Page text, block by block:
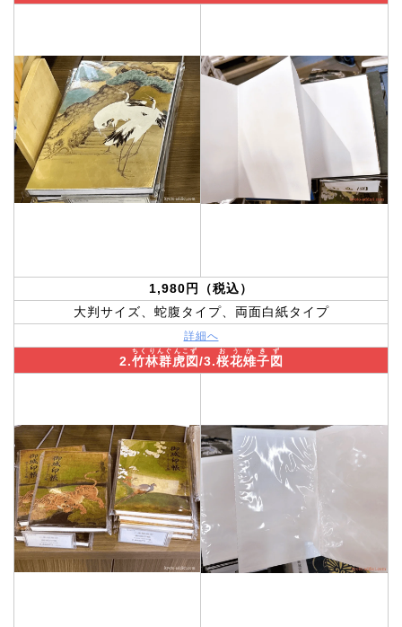
1,980円（税込）
大判サイズ、蛇腹タイプ、両面白紙タイプ
詳細へ
2.竹林群虎図
ちくりんぐんこず
/3.桜花雉子図
おうかきず